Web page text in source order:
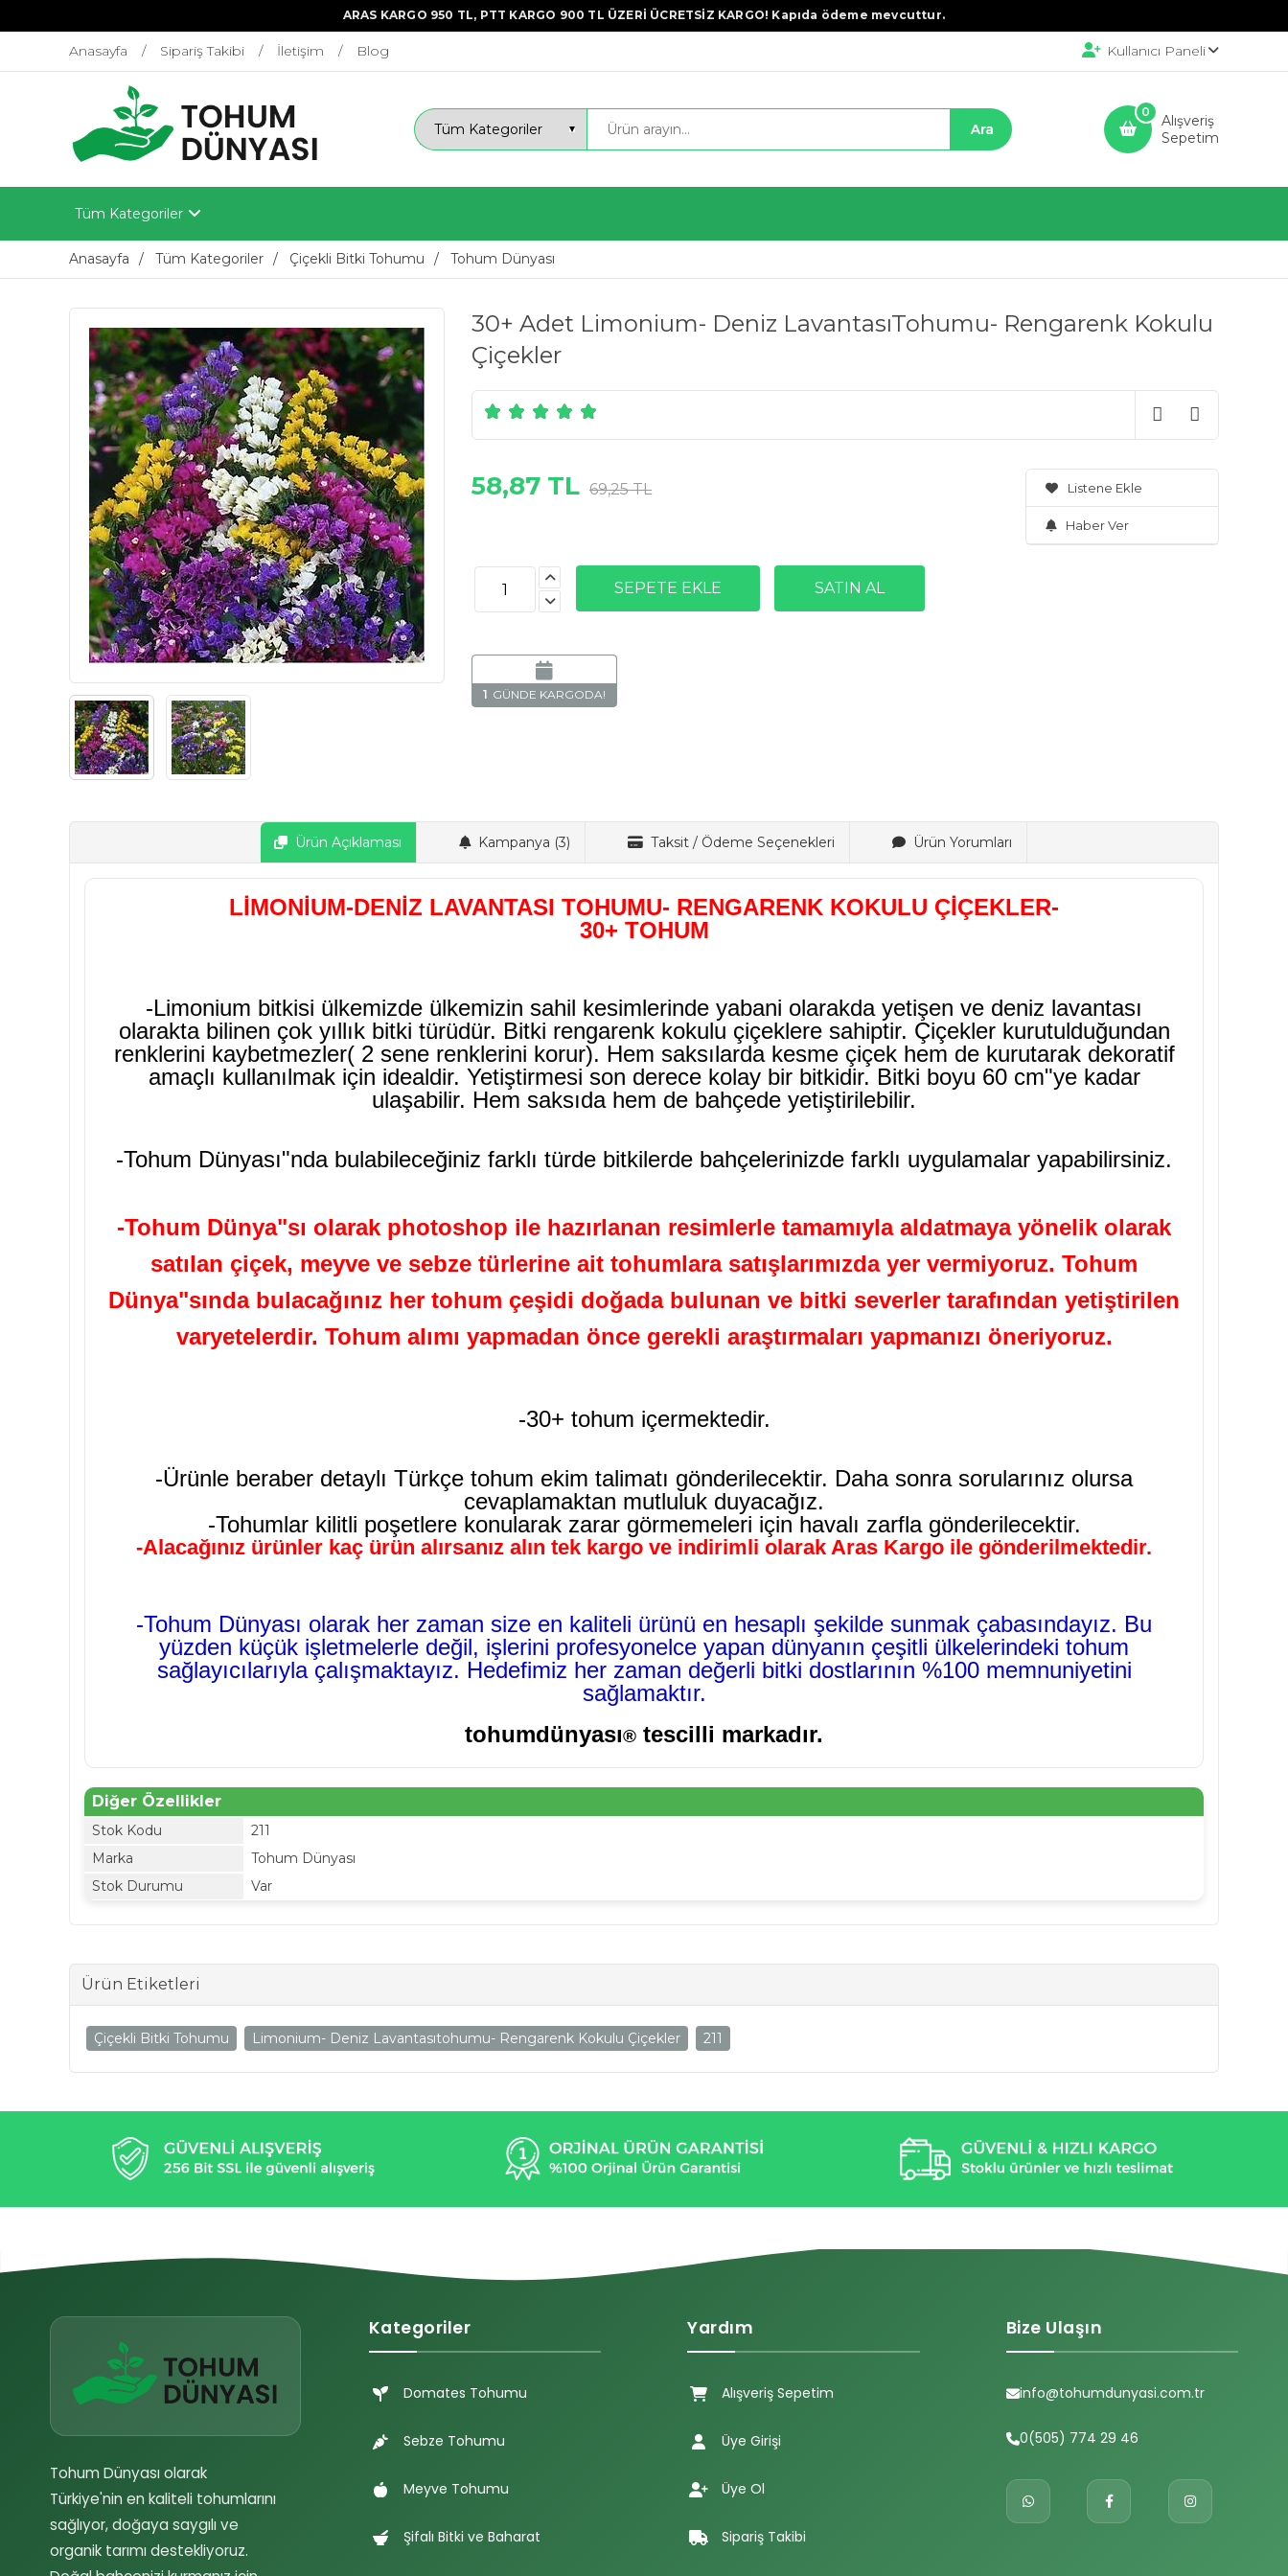
ARAS KARGO 950 TL, PTT KARGO 900 TL ÜZERİ ÜCRETSİZ KARGO! Kapıda ödeme mevcuttur.
Anasayfa Sipariş Takibi İletişim Blog Kullanıcı Paneli
Alışveriş
Sepetim
0
Tüm Kategoriler
Anasayfa Tüm Kategoriler Çiçekli Bitki Tohumu Tohum Dünyası
30+ Adet Limonium- Deniz LavantasıTohumu- Rengarenk Kokulu
Çiçekler
58,87 TL 69,25 TL
1
Listene Ekle
Haber Ver
Ürün Açıklaması Kampanya (3) Taksit / Ödeme Seçenekleri Ürün Yorumları
LİMONİUM-DENİZ LAVANTASI TOHUMU- RENGARENK KOKULU ÇİÇEKLER-
30+ TOHUM
-Limonium bitkisi ülkemizde ülkemizin sahil kesimlerinde yabani olarakda yetişen ve deniz lavantası
olarakta bilinen çok yıllık bitki türüdür. Bitki rengarenk kokulu çiçeklere sahiptir. Çiçekler kurutulduğundan
renklerini kaybetmezler( 2 sene renklerini korur). Hem saksılarda kesme çiçek hem de kurutarak dekoratif
amaçlı kullanılmak için idealdir. Yetiştirmesi son derece kolay bir bitkidir. Bitki boyu 60 cm"ye kadar
ulaşabilir. Hem saksıda hem de bahçede yetiştirilebilir.
-Tohum Dünyası"nda bulabileceğiniz farklı türde bitkilerde bahçelerinizde farklı uygulamalar yapabilirsiniz.
-Tohum Dünya"sı olarak photoshop ile hazırlanan resimlerle tamamıyla aldatmaya yönelik olarak
satılan çiçek, meyve ve sebze türlerine ait tohumlara satışlarımızda yer vermiyoruz. Tohum
Dünya"sında bulacağınız her tohum çeşidi doğada bulunan ve bitki severler tarafından yetiştirilen
varyetelerdir. Tohum alımı yapmadan önce gerekli araştırmaları yapmanızı öneriyoruz.
-30+ tohum içermektedir.
-Ürünle beraber detaylı Türkçe tohum ekim talimatı gönderilecektir. Daha sonra sorularınız olursa
cevaplamaktan mutluluk duyacağız.
-Tohumlar kilitli poşetlere konularak zarar görmemeleri için havalı zarfla gönderilecektir.
-Alacağınız ürünler kaç ürün alırsanız alın tek kargo ve indirimli olarak Aras Kargo ile gönderilmektedir.
-Tohum Dünyası olarak her zaman size en kaliteli ürünü en hesaplı şekilde sunmak çabasındayız. Bu
yüzden küçük işletmelerle değil, işlerini profesyonelce yapan dünyanın çeşitli ülkelerindeki tohum
sağlayıcılarıyla çalışmaktayız. Hedefimiz her zaman değerli bitki dostlarının %100 memnuniyetini
sağlamaktır.
tohumdünyası® tescilli markadır.
Diğer Özellikler
Stok Kodu
211
Marka
Tohum Dünyası
Stok Durumu
Var
Ürün Etiketleri
Çiçekli Bitki Tohumu Limonium- Deniz Lavantasıtohumu- Rengarenk Kokulu Çiçekler 211
Tohum Dünyası olarak
Türkiye'nin en kaliteli tohumlarını
sağlıyor, doğaya saygılı ve
organik tarımı destekliyoruz.
Kategoriler
Domates Tohumu
Sebze Tohumu
Meyve Tohumu
Şifalı Bitki ve Baharat
Yardım
Alışveriş Sepetim
Üye Girişi
Üye Ol
Sipariş Takibi
Bize Ulaşın
info@tohumdunyasi.com.tr
0(505) 774 29 46